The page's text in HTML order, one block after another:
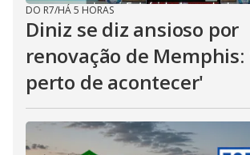
DO R7/HÁ 5 HORAS
Diniz se diz ansioso por
renovação de
perto de acontecer'